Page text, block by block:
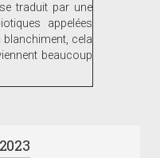
traduit par une
appelées
cela
beaucoup